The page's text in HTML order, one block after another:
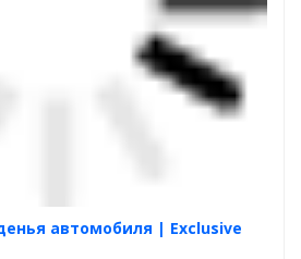
автомобиля | Exclusive